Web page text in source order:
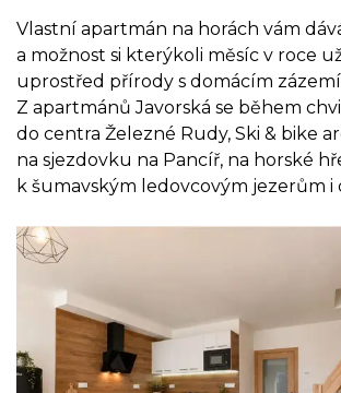
Vlastní apartmán na horách vám
a možnost si kterýkoli měsíc v roce
uprostřed přírody s domácím
Z apartmánů Javorská se během
do centra Železné Rudy, Ski & bike
na sjezdovku na Pancíř, na horské
k šumavským ledovcovým jezerům i